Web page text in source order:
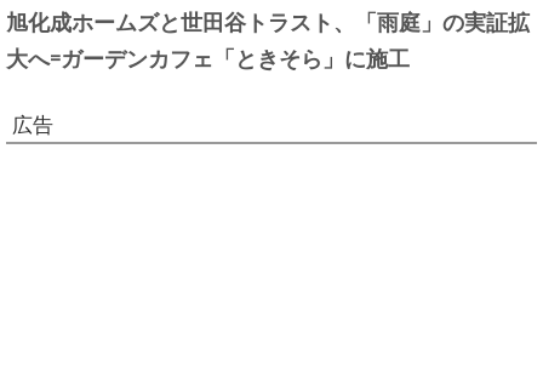
旭化成ホームズと世田谷トラスト、「雨庭」の実証拡
大へ=ガーデンカフェ「ときそら」に施工
広告